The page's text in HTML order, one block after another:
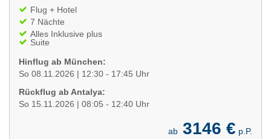
Flug + Hotel
7 Nächte
Alles Inklusive plus
Suite
Hinflug ab München:
So 08.11.2026 | 12:30 - 17:45 Uhr
Rückflug ab Antalya:
So 15.11.2026 | 08:05 - 12:40 Uhr
ab 3146 € p.P.